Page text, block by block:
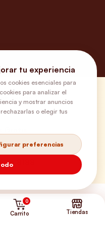
ayuda?
8188
0
Carrito Tiendas
tu experiencia
cookies esenciales para
para analizar el
y mostrar anuncios
o elegir tus
preferencias